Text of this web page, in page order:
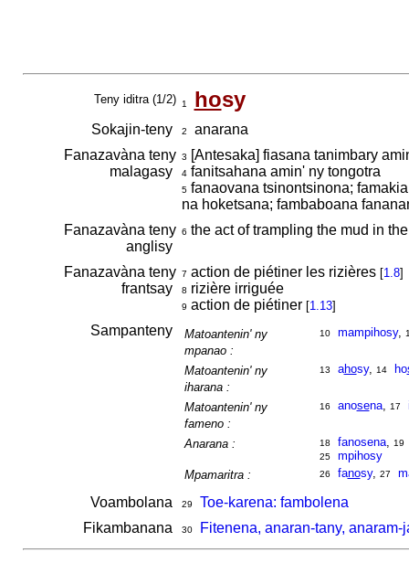
Teny iditra (1/2) 1 hosy
Sokajin-teny 2
anarana
Fanazavàna teny
malagasy
3 [Antesaka] fiasana tanimbary
4fanitsahana amin' ny tongotra
5fanaovana tsinontsinona;
na hoketsana; fambaboana
Fanazavàna teny
anglisy
6 the act of trampling the mud in
Fanazavàna teny
frantsay
7 action de piétiner les rizières [1.8]
8 rizière irriguée
9 action de piétiner [1.13]
Sampanteny
Matoantenin' ny
mpanao :
10 mampihosy,
Matoantenin' ny
iharana :
13 ahosy, 14 ho
Matoantenin' ny
fameno :
16 anosena, 17
Anarana : 18 fanosena, 19
25
mpihosy
Mpamaritra :
26 fanosy, 27
Voambolana 29
Toe-karena: fambolena
Fikambanana
30 Fitenena, anaran-tany,